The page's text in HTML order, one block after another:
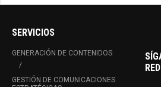
SERVICIOS
GENERACIÓN DE CONTENIDOS
GESTIÓN DE COMUNICACIONES